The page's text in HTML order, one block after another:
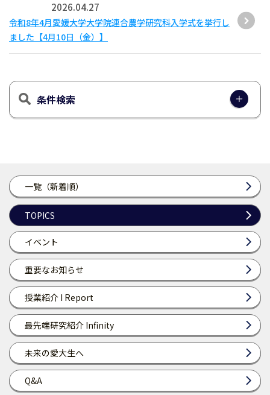
一覧（新着順）
TOPICS
イベント
重要なお知らせ
授業紹介 I Report
最先端研究紹介 Infinity
未来の愛大生へ
Q&A
2026.04.27
令和8年4月愛媛大学大学院連合農学研究科入学式を挙行し
ました【4月10日（金）】
条件検索